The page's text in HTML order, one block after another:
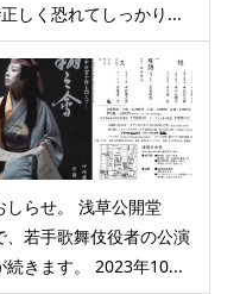
しく恐れてしっかり...
しらせ。 浅草公開堂
、若手歌舞伎役者の公演
続きます。 2023年10...